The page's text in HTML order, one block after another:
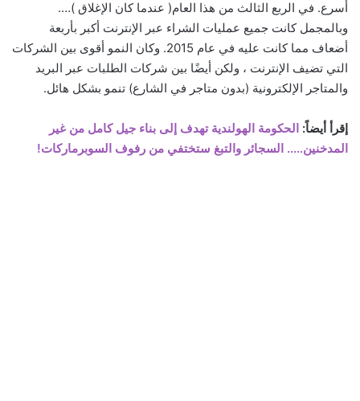
أسرع. في الربع الثالث من هذا العام( عندما كان الإغلاق )….
وبالمجمل كانت جميع عمليات الشراء عبر الإنترنت أكبر بأربعة
أضعاف مما كانت عليه في عام 2015. وكان النمو أقوى بين الشركات
التي تضيف الإنترنت ، ولكن أيضًا بين شركات الطلبات عبر البريد
والمتاجر الإلكترونية (بدون متاجر في الشارع) تنمو بشكل هائل.
إقرأ أيضاً: الحكومة الهولندية تهدف إلى بناء جيل كامل من غير
المدخنين….. السجائر والتبغ ستختفي من رفوف السوبرماركات!